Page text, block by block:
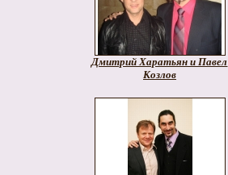
Дмитрий Харатьян и Павел
Козлов